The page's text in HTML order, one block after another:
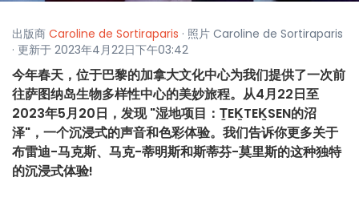
出版商 Caroline de Sortiraparis · 照片 Caroline de Sortiraparis
· 更新于 2023年4月22日下午03:42
今年春天，位于巴黎的加拿大文化中心为我们提供了一次前
往萨图纳岛生物多样性中心的美妙旅程。从4月22日至
2023年5月20日，发现 "湿地项目：ṮEḴTEḴSEN的沼
泽"，一个沉浸式的声音和色彩体验。我们告诉你更多关于
布雷迪-马克斯、马克-蒂明斯和斯蒂芬-莫里斯的这种独特
的沉浸式体验!